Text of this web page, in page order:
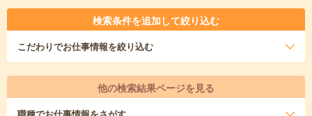
検索条件を追加して絞り込む
こだわりでお仕事情報を絞り込む
他の検索結果ページを見る